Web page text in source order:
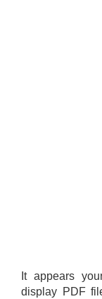
It appears
display PDF